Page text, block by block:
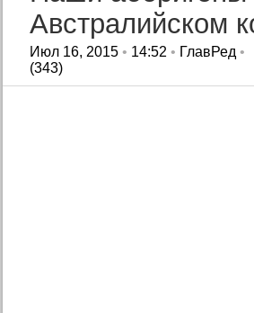
Австралийском
Июл 16, 2015• 14:52 • ГлавРед •
(343)